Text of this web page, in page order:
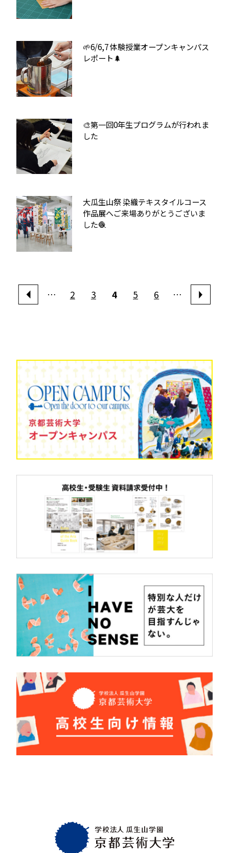
🌱6/6,7 体験授業オープンキャンパス
レポート🌲
🎨第一回0年生プログラムが行われま
した
大瓜生山祭 染織テキスタイルコース
作品展へご来場ありがとうございま
した🧶
… 2 3 4 5 6 …